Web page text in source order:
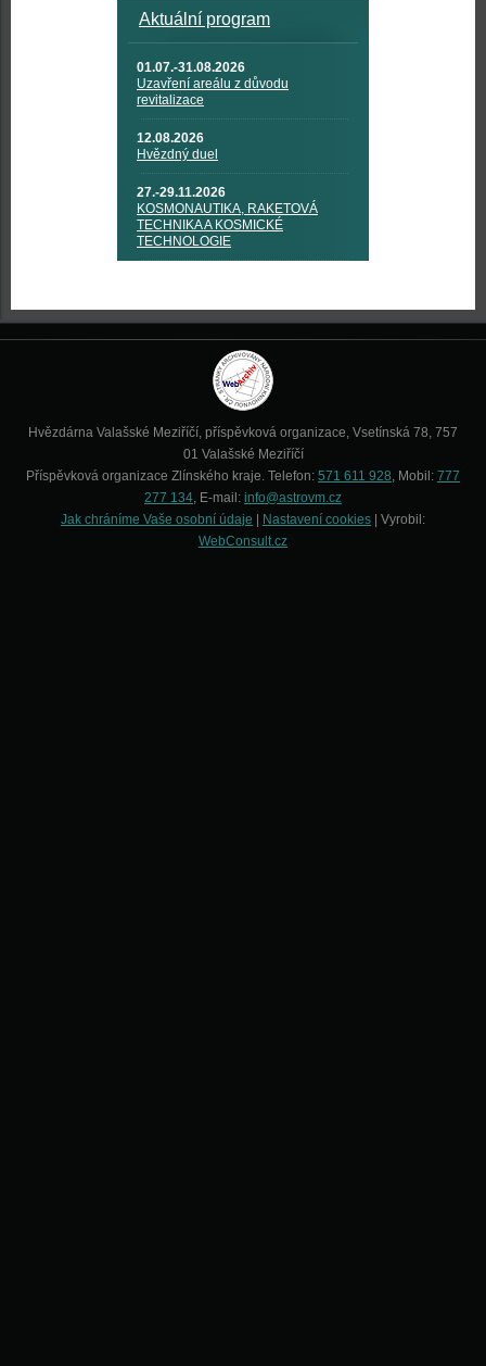
Aktuální program
01.07.-31.08.2026
Uzavření areálu z důvodu
revitalizace
12.08.2026
Hvězdný duel
27.-29.11.2026
KOSMONAUTIKA, RAKETOVÁ
TECHNIKA A KOSMICKÉ
TECHNOLOGIE
Hvězdárna Valašské Meziříčí, příspěvková organizace, Vsetínská 78, 757
01 Valašské Meziříčí
Příspěvková organizace Zlínského kraje. Telefon: 571 611 928, Mobil: 777
277 134, E-mail: info@astrovm.cz
Jak chráníme Vaše osobní údaje
Nastavení cookies | Vyrobil:
WebConsult.cz